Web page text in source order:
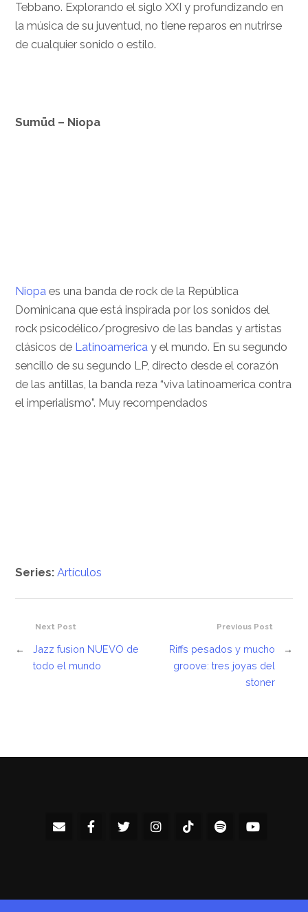
Tebbano. Explorando el siglo XXI y profundizando en
la música de su juventud, no tiene reparos en nutrirse
de cualquier sonido o estilo.
Sumūd – Niopa
Niopa es una banda de rock de la República
Dominicana que está inspirada por los sonidos del
rock psicodélico/progresivo de las bandas y artistas
clásicos de Latinoamerica y el mundo. En su segundo
sencillo de su segundo LP, directo desde el corazón
de las antillas, la banda reza “viva latinoamerica contra
el imperialismo”. Muy recompendados
Series:Artículos
Previous Post
Riffs pesados y mucho
groove: tres joyas del
stoner
→
Next Post
←
Jazz fusion NUEVO de
todo el mundo